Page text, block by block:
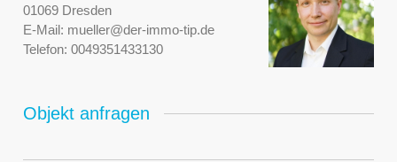
01069 Dresden
E-Mail: mueller@der-immo-tip.de
Telefon: 0049351433130
Objekt anfragen